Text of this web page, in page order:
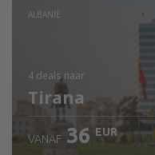
ALBANIË
4 deals naar
Tirana
VANAF 36 EUR